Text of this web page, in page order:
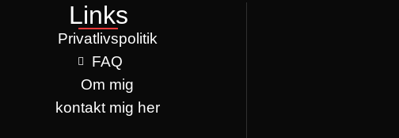
Links
Privatlivspolitik
FAQ
Om mig
kontakt mig her